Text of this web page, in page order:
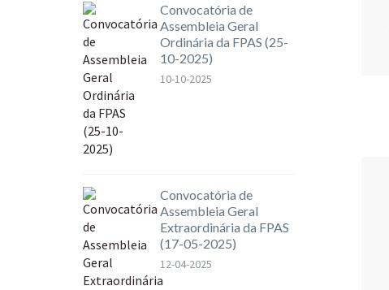
Convocatória de
Assembleia Geral
Ordinária da FPAS (25-
10-2025)
10-10-2025
Convocatória de
Assembleia Geral
Extraordinária da FPAS
(17-05-2025)
12-04-2025